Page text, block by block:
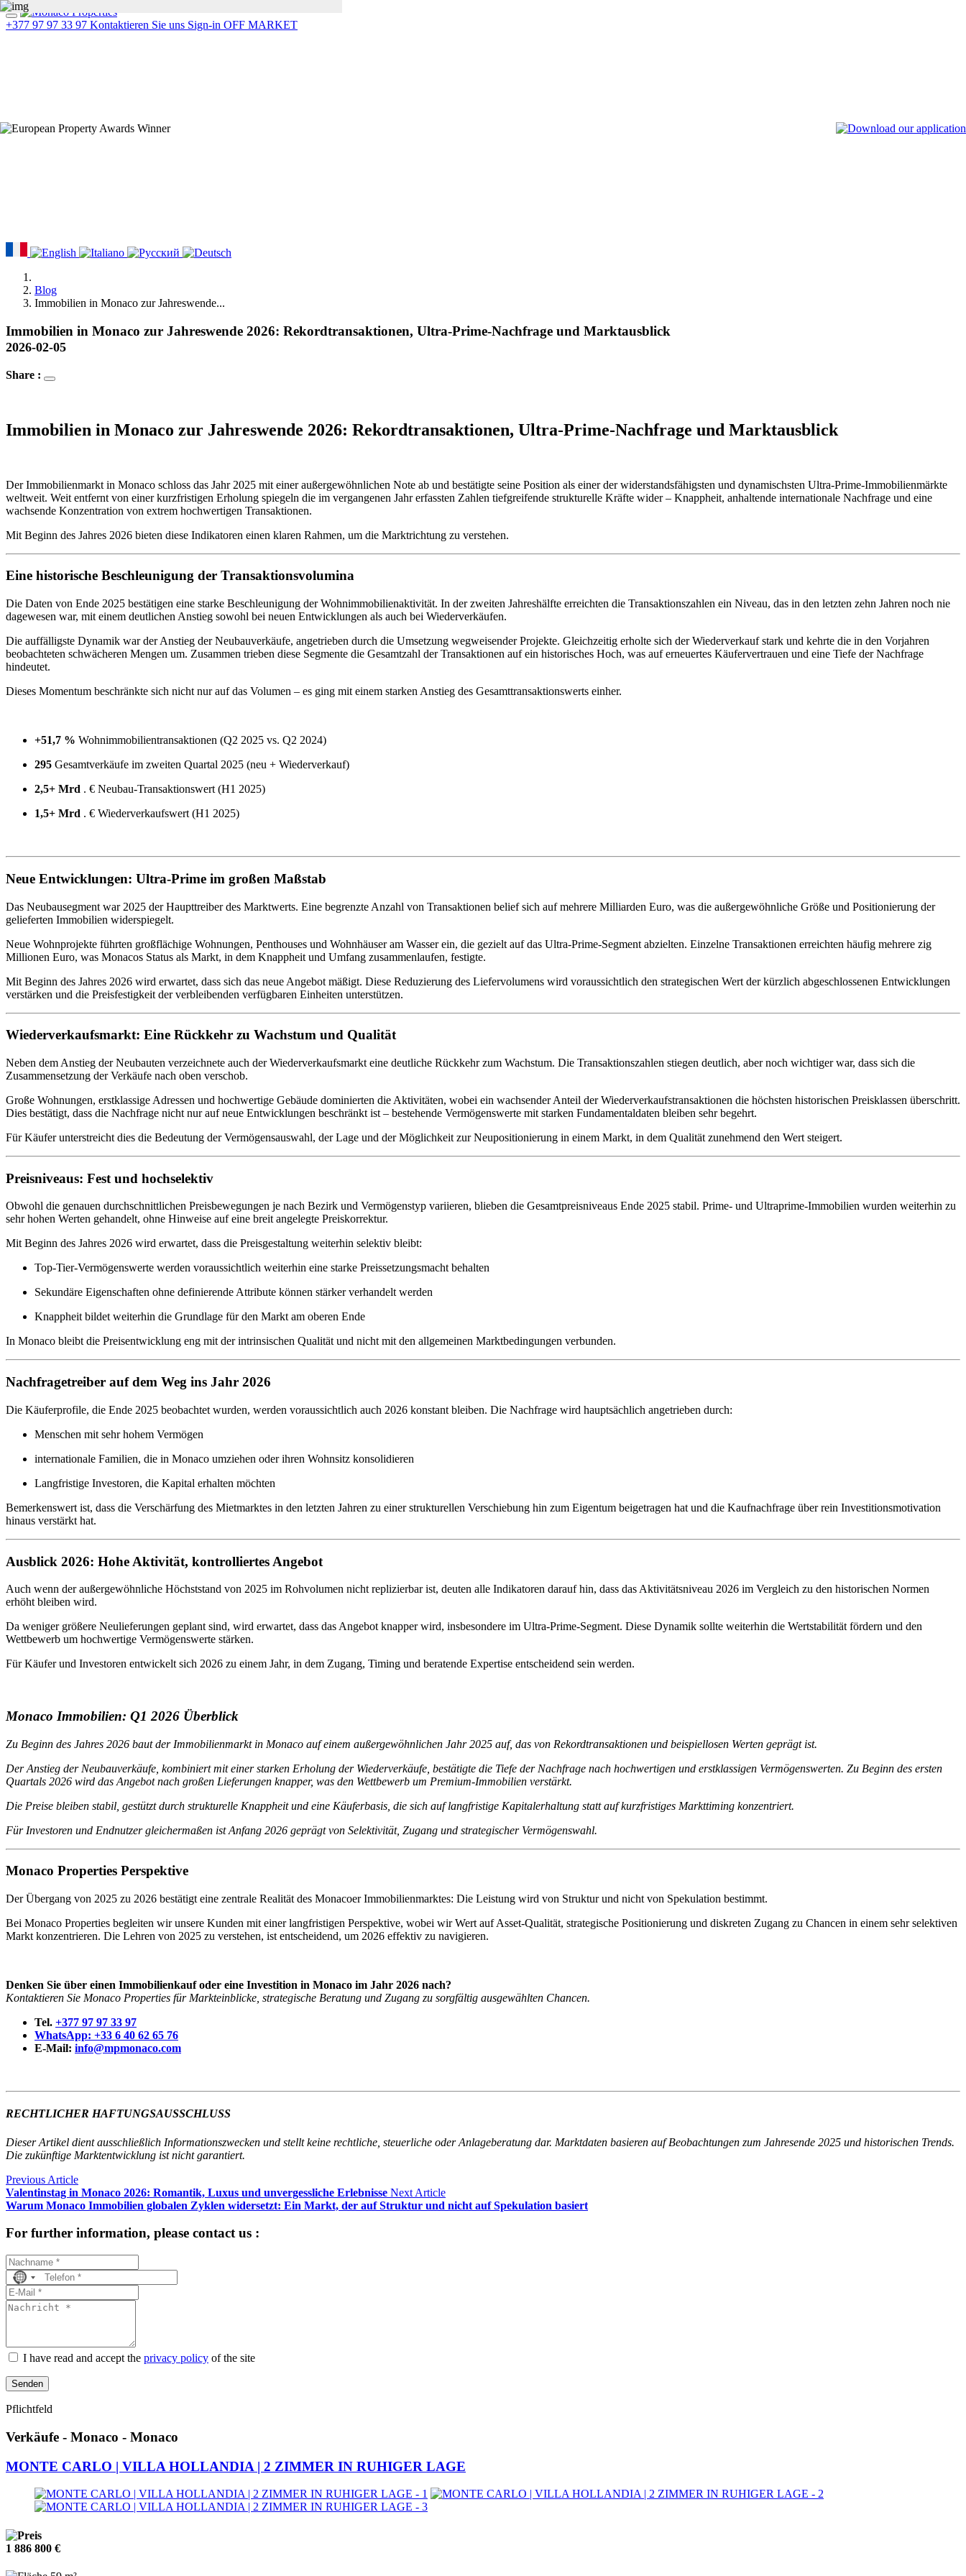
+377 97 97 33 97 Kontaktieren Sie uns Sign-in OFF MARKET
Blog
Immobilien in Monaco zur Jahreswende...
Immobilien in Monaco zur Jahreswende 2026: Rekordtransaktionen, Ultra-Prime-Nachfrage und Marktausblick
2026-02-05
Share :
Immobilien in Monaco zur Jahreswende 2026: Rekordtransaktionen, Ultra-Prime-Nachfrage und Marktausblick
Der Immobilienmarkt in Monaco schloss das Jahr 2025 mit einer außergewöhnlichen Note ab und bestätigte seine Position als einer der widerstandsfähigsten und dynamischsten Ultra-Prime-Immobilienmärkte
weltweit. Weit entfernt von einer kurzfristigen Erholung spiegeln die im vergangenen Jahr erfassten Zahlen tiefgreifende strukturelle Kräfte wider – Knappheit, anhaltende internationale Nachfrage und eine
wachsende Konzentration von extrem hochwertigen Transaktionen.
Mit Beginn des Jahres 2026 bieten diese Indikatoren einen klaren Rahmen, um die Marktrichtung zu verstehen.
Eine historische Beschleunigung der Transaktionsvolumina
Die Daten von Ende 2025 bestätigen eine starke Beschleunigung der Wohnimmobilienaktivität. In der zweiten Jahreshälfte erreichten die Transaktionszahlen ein Niveau, das in den letzten zehn Jahren noch nie
dagewesen war, mit einem deutlichen Anstieg sowohl bei neuen Entwicklungen als auch bei Wiederverkäufen.
Die auffälligste Dynamik war der Anstieg der Neubauverkäufe, angetrieben durch die Umsetzung wegweisender Projekte. Gleichzeitig erholte sich der Wiederverkauf stark und kehrte die in den Vorjahren
beobachteten schwächeren Mengen um. Zusammen trieben diese Segmente die Gesamtzahl der Transaktionen auf ein historisches Hoch, was auf erneuertes Käufervertrauen und eine Tiefe der Nachfrage
hindeutet.
Dieses Momentum beschränkte sich nicht nur auf das Volumen – es ging mit einem starken Anstieg des Gesamttransaktionswerts einher.
+51,7 % Wohnimmobilientransaktionen (Q2 2025 vs. Q2 2024)
295 Gesamtverkäufe im zweiten Quartal 2025 (neu + Wiederverkauf)
2,5+ Mrd . € Neubau-Transaktionswert (H1 2025)
1,5+ Mrd . € Wiederverkaufswert (H1 2025)
Neue Entwicklungen: Ultra-Prime im großen Maßstab
Das Neubausegment war 2025 der Haupttreiber des Marktwerts. Eine begrenzte Anzahl von Transaktionen belief sich auf mehrere Milliarden Euro, was die außergewöhnliche Größe und Positionierung der
gelieferten Immobilien widerspiegelt.
Neue Wohnprojekte führten großflächige Wohnungen, Penthouses und Wohnhäuser am Wasser ein, die gezielt auf das Ultra-Prime-Segment abzielten. Einzelne Transaktionen erreichten häufig mehrere zig
Millionen Euro, was Monacos Status als Markt, in dem Knappheit und Umfang zusammenlaufen, festigte.
Mit Beginn des Jahres 2026 wird erwartet, dass sich das neue Angebot mäßigt. Diese Reduzierung des Liefervolumens wird voraussichtlich den strategischen Wert der kürzlich abgeschlossenen Entwicklungen
verstärken und die Preisfestigkeit der verbleibenden verfügbaren Einheiten unterstützen.
Wiederverkaufsmarkt: Eine Rückkehr zu Wachstum und Qualität
Neben dem Anstieg der Neubauten verzeichnete auch der Wiederverkaufsmarkt eine deutliche Rückkehr zum Wachstum. Die Transaktionszahlen stiegen deutlich, aber noch wichtiger war, dass sich die
Zusammensetzung der Verkäufe nach oben verschob.
Große Wohnungen, erstklassige Adressen und hochwertige Gebäude dominierten die Aktivitäten, wobei ein wachsender Anteil der Wiederverkaufstransaktionen die höchsten historischen Preisklassen überschritt.
Dies bestätigt, dass die Nachfrage nicht nur auf neue Entwicklungen beschränkt ist – bestehende Vermögenswerte mit starken Fundamentaldaten bleiben sehr begehrt.
Für Käufer unterstreicht dies die Bedeutung der Vermögensauswahl, der Lage und der Möglichkeit zur Neupositionierung in einem Markt, in dem Qualität zunehmend den Wert steigert.
Preisniveaus: Fest und hochselektiv
Obwohl die genauen durchschnittlichen Preisbewegungen je nach Bezirk und Vermögenstyp variieren, blieben die Gesamtpreisniveaus Ende 2025 stabil. Prime- und Ultraprime-Immobilien wurden weiterhin zu
sehr hohen Werten gehandelt, ohne Hinweise auf eine breit angelegte Preiskorrektur.
Mit Beginn des Jahres 2026 wird erwartet, dass die Preisgestaltung weiterhin selektiv bleibt:
Top-Tier-Vermögenswerte werden voraussichtlich weiterhin eine starke Preissetzungsmacht behalten
Sekundäre Eigenschaften ohne definierende Attribute können stärker verhandelt werden
Knappheit bildet weiterhin die Grundlage für den Markt am oberen Ende
In Monaco bleibt die Preisentwicklung eng mit der intrinsischen Qualität und nicht mit den allgemeinen Marktbedingungen verbunden.
Nachfragetreiber auf dem Weg ins Jahr 2026
Die Käuferprofile, die Ende 2025 beobachtet wurden, werden voraussichtlich auch 2026 konstant bleiben. Die Nachfrage wird hauptsächlich angetrieben durch:
Menschen mit sehr hohem Vermögen
internationale Familien, die in Monaco umziehen oder ihren Wohnsitz konsolidieren
Langfristige Investoren, die Kapital erhalten möchten
Bemerkenswert ist, dass die Verschärfung des Mietmarktes in den letzten Jahren zu einer strukturellen Verschiebung hin zum Eigentum beigetragen hat und die Kaufnachfrage über rein Investitionsmotivation
hinaus verstärkt hat.
Ausblick 2026: Hohe Aktivität, kontrolliertes Angebot
Auch wenn der außergewöhnliche Höchststand von 2025 im Rohvolumen nicht replizierbar ist, deuten alle Indikatoren darauf hin, dass das Aktivitätsniveau 2026 im Vergleich zu den historischen Normen
erhöht bleiben wird.
Da weniger größere Neulieferungen geplant sind, wird erwartet, dass das Angebot knapper wird, insbesondere im Ultra-Prime-Segment. Diese Dynamik sollte weiterhin die Wertstabilität fördern und den
Wettbewerb um hochwertige Vermögenswerte stärken.
Für Käufer und Investoren entwickelt sich 2026 zu einem Jahr, in dem Zugang, Timing und beratende Expertise entscheidend sein werden.
Monaco Immobilien: Q1 2026 Überblick
Zu Beginn des Jahres 2026 baut der Immobilienmarkt in Monaco auf einem außergewöhnlichen Jahr 2025 auf, das von Rekordtransaktionen und beispiellosen Werten geprägt ist.
Der Anstieg der Neubauverkäufe, kombiniert mit einer starken Erholung der Wiederverkäufe, bestätigte die Tiefe der Nachfrage nach hochwertigen und erstklassigen Vermögenswerten. Zu Beginn des ersten
Quartals 2026 wird das Angebot nach großen Lieferungen knapper, was den Wettbewerb um Premium-Immobilien verstärkt.
Die Preise bleiben stabil, gestützt durch strukturelle Knappheit und eine Käuferbasis, die sich auf langfristige Kapitalerhaltung statt auf kurzfristiges Markttiming konzentriert.
Für Investoren und Endnutzer gleichermaßen ist Anfang 2026 geprägt von Selektivität, Zugang und strategischer Vermögenswahl.
Monaco Properties Perspektive
Der Übergang von 2025 zu 2026 bestätigt eine zentrale Realität des Monacoer Immobilienmarktes: Die Leistung wird von Struktur und nicht von Spekulation bestimmt.
Bei Monaco Properties begleiten wir unsere Kunden mit einer langfristigen Perspektive, wobei wir Wert auf Asset-Qualität, strategische Positionierung und diskreten Zugang zu Chancen in einem sehr selektiven
Markt konzentrieren. Die Lehren von 2025 zu verstehen, ist entscheidend, um 2026 effektiv zu navigieren.
Denken Sie über einen Immobilienkauf oder eine Investition in Monaco im Jahr 2026 nach?
Kontaktieren Sie Monaco Properties für Markteinblicke, strategische Beratung und Zugang zu sorgfältig ausgewählten Chancen.
Tel. +377 97 97 33 97
WhatsApp: +33 6 40 62 65 76
E-Mail: info@mpmonaco.com
RECHTLICHER HAFTUNGSAUSSCHLUSS
Dieser Artikel dient ausschließlich Informationszwecken und stellt keine rechtliche, steuerliche oder Anlageberatung dar. Marktdaten basieren auf Beobachtungen zum Jahresende 2025 und historischen Trends.
Die zukünftige Marktentwicklung ist nicht garantiert.
Previous Article
Valentinstag in Monaco 2026: Romantik, Luxus und unvergessliche Erlebnisse Next Article
Warum Monaco Immobilien globalen Zyklen widersetzt: Ein Markt, der auf Struktur und nicht auf Spekulation basiert
For further information, please contact us :
No
country
selected
I have read and accept the privacy policy of the site
Senden
Pflichtfeld
Verkäufe - Monaco - Monaco
MONTE CARLO | VILLA HOLLANDIA | 2 ZIMMER IN RUHIGER LAGE
1 886 800 €